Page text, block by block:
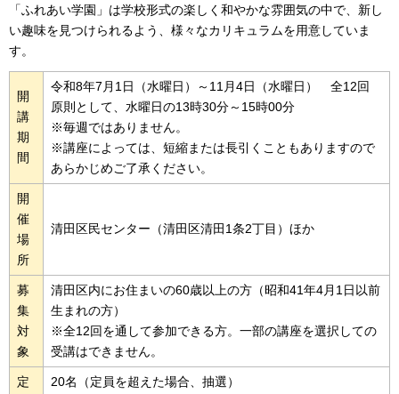
「ふれあい学園」は学校形式の楽しく和やかな雰囲気の中で、新し
い趣味を見つけられるよう、様々なカリキュラムを用意していま
す。
開
講
期
間
令和8年7月1日（水曜日）～11月4日（水曜日） 全12回
原則として、水曜日の13時30分～15時00分
※毎週ではありません。
※講座によっては、短縮または長引くこともありますので
あらかじめご了承ください。
開
催
場
所
清田区民センター（清田区清田1条2丁目）ほか
募
集
対
象
清田区内にお住まいの60歳以上の方（昭和41年4月1日以前
生まれの方）
※全12回を通して参加できる方。一部の講座を選択しての
受講はできません。
定
20名（定員を超えた場合、抽選）